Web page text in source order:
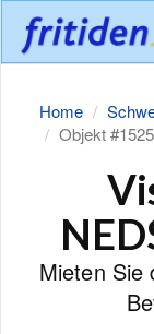
Home
Objekt
Mieten Sie